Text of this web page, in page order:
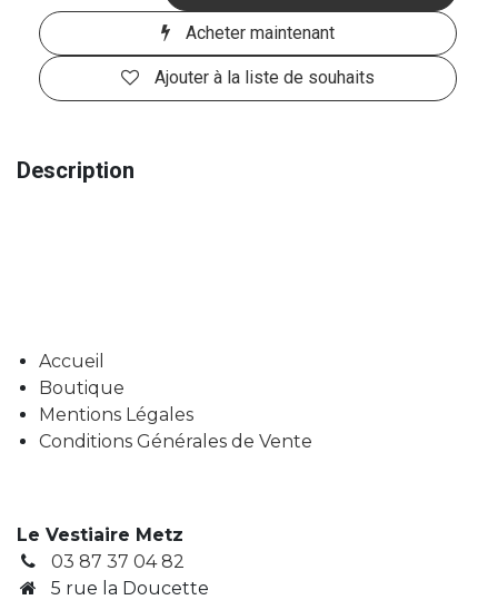
Acheter maintenant
Ajouter à la liste de souhaits
Description
Accueil
Boutique
Mentions Légales
Conditions Générales de Vente
Le Vestiaire Metz
03 87 37 04 82
5 rue la Doucette